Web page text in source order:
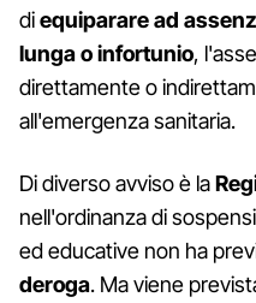
diequiparare ad
lunga o infortunio,
direttamente o
all'emergenza sanitaria.
Di diverso avviso è la
nell'ordinanza di
ed educative non ha
deroga. Ma viene